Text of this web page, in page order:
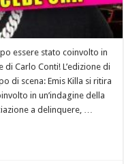
essere stato coinvolto in
di Carlo Conti! L’edizione di
di scena: Emis Killa si ritira
in un’indagine della
a delinquere, …